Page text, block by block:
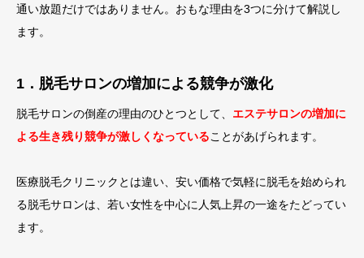
通い放題だけではありません。おもな理由を3つに分けて解説し
ます。
1．脱毛サロンの増加による競争が激化
脱毛サロンの倒産の理由のひとつとして、 エステサロンの増加に
よる生き残り競争が激しくなっていることがあげられます。
医療脱毛クリニックとは違い、安い価格で気軽に脱毛を始められ
る脱毛サロンは、若い女性を中心に人気上昇の一途をたどってい
ます。